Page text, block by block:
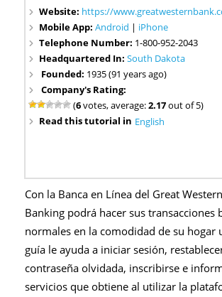
Website: https://
Mobile App:Android | iPhone
Telephone Number: 1-800-952-2043
Headquartered In:South Dakota
Founded: 1935 (91 years ago)
Company's Rating:
(6votes, average:2.17out of 5)
English
Read this tutorial in
Con la Banca en Línea del Great
Banking podrá hacer sus transacciones
normales en la comodidad de su hogar
guía le ayuda a iniciar sesión,
contraseña olvidada, inscribirse e
servicios que obtiene al utilizar la